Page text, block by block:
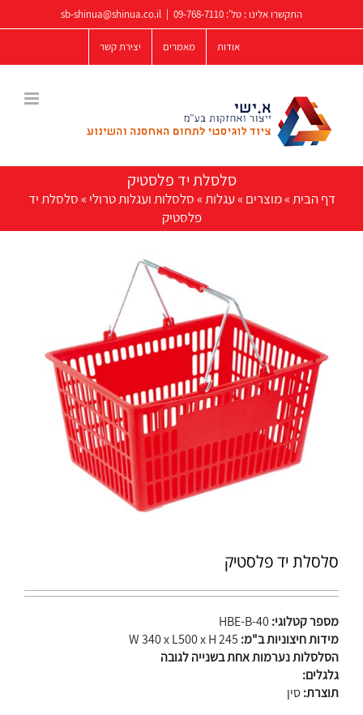
לתוכן
התקשרו אלינו : טל': 09-768-7110
sb-shinua@shinua.co.il
אודות מאמרים יצירת קשר
סלסלת יד פלסטיק
דף הבית»מוצרים »עגלות»סלסלות ועגלות טרולי »סלסלת יד
פלסטיק
סלסלת יד פלסטיק
מספר קטלוגי:HBE-B-40
מידות חיצוניות ב"מ: W 340 x L500 x H 245
הסלסלות נערמות אחת בשנייה לגובה
גלגלים:
תוצרת:סין